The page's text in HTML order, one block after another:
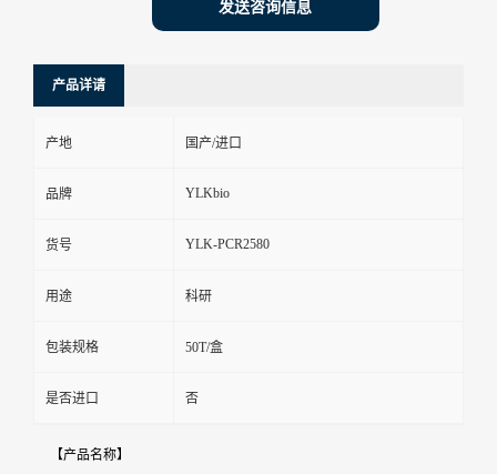
发送咨询信息
产品详请
产地 国产/进口
品牌 YLKbio
货号 YLK-PCR2580
用途 科研
包装规格 50T/盒
是否进口 否
【产品名称】